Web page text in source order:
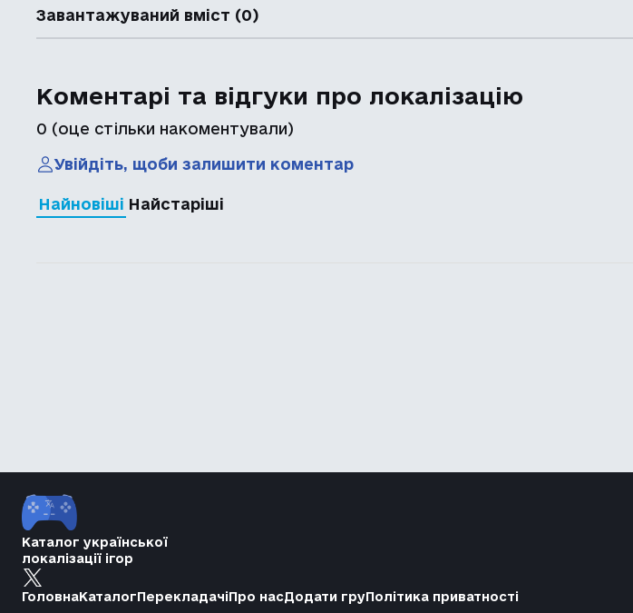
Завантажуваний вміст (0)
Коментарі та відгуки про локалізацію
0 (оце стільки накоментували)
Увійдіть, щоби залишити коментар
Найновіші Найстаріші
Каталог української
локалізації ігор
ГоловнаКаталогПерекладачіПро насДодати груПолітика приватності